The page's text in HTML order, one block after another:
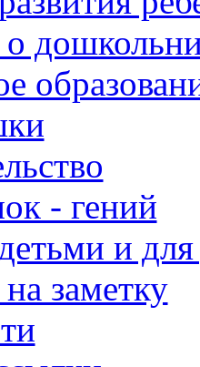
- гений
и для
заметку